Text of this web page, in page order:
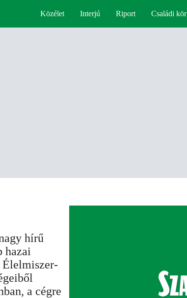
Közélet Interjú Riport Családi kör
hírű
hazai
Élelmiszer-
a cégre